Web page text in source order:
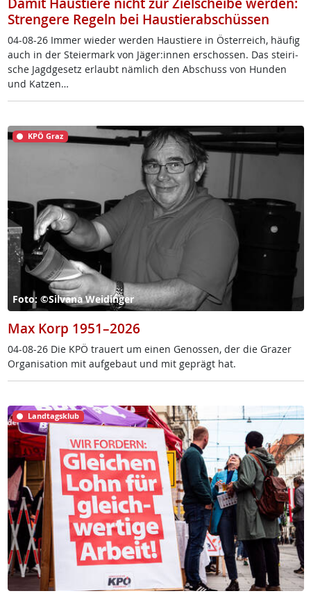
Strengere Regeln bei Haustierabschüssen
04-08-26 Im­mer wie­der wer­den Haus­tie­re in Ös­t­er­reich, häu­fig
auch in der Stei­er­mark von Jä­ger:in­nen er­schos­sen. Das stei­ri­
sche Jagd­ge­setz er­laubt näm­lich den Ab­schuss von Hun­den
und Kat­zen…
KPÖ Graz
Foto: ©Silvana Weidinger
Max Korp 1951–2026
04-08-26 Die KPÖ trau­ert um ei­nen Ge­nos­sen, der die Gra­zer
Or­ga­ni­sa­ti­on mit auf­ge­baut und mit ge­prägt hat.
Landtagsklub